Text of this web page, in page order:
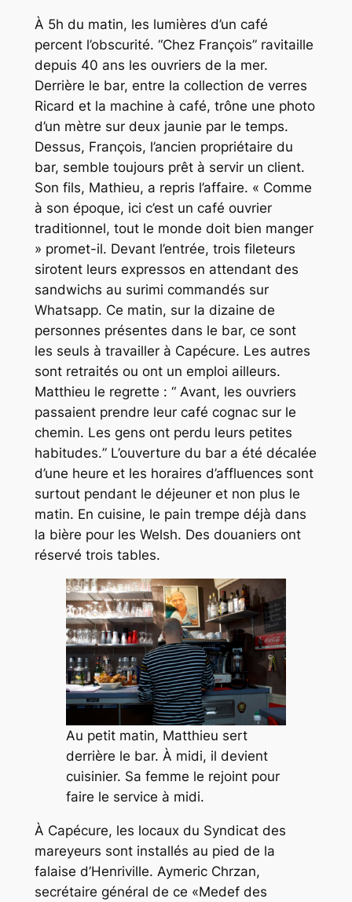
À 5h du matin, les lumières d’un café
percent l’obscurité. “Chez François” ravitaille
depuis 40 ans les ouvriers de la mer.
Derrière le bar, entre la collection de verres
Ricard et la machine à café, trône une photo
d’un mètre sur deux jaunie par le temps.
Dessus, François, l’ancien propriétaire du
bar, semble toujours prêt à servir un client.
Son fils, Mathieu, a repris l’affaire. « Comme
à son époque, ici c’est un café ouvrier
traditionnel, tout le monde doit bien manger
» promet-il. Devant l’entrée, trois fileteurs
sirotent leurs expressos en attendant des
sandwichs au surimi commandés sur
Whatsapp. Ce matin, sur la dizaine de
personnes présentes dans le bar, ce sont
les seuls à travailler à Capécure. Les autres
sont retraités ou ont un emploi ailleurs.
Matthieu le regrette : “Avant, les ouvriers
passaient prendre leur café cognac sur le
chemin. Les gens ont perdu leurs petites
habitudes.” L’ouverture du bar a été décalée
d’une heure et les horaires d’affluences sont
surtout pendant le déjeuner et non plus le
matin. En cuisine, le pain trempe déjà dans
la bière pour les Welsh. Des douaniers ont
réservé trois tables.
Au petit matin, Matthieu sert
derrière le bar. À midi, il devient
cuisinier. Sa femme le rejoint pour
faire le service à midi.
À Capécure, les locaux du Syndicat des
mareyeurs sont installés au pied de la
falaise d’Henriville. Aymeric Chrzan,
secrétaire général de ce «Medef des